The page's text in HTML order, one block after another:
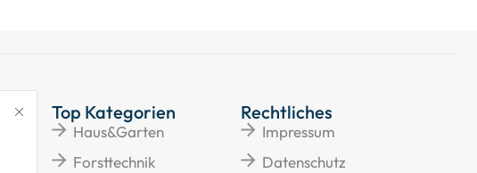
Top Kategorien
Haus&Garten
Forsttechnik
Rechtliches
Impressum
Datenschutz